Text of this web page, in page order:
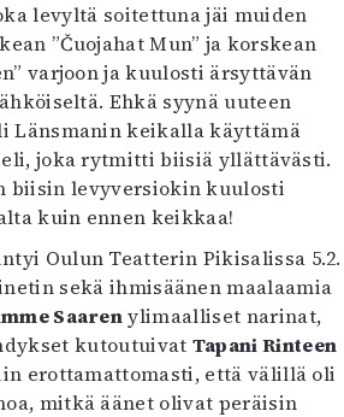
levyltä soitettuna jäi muiden
”Čuojahat Mun” ja korskean
varjoon ja kuulosti ärsyttävän
Ehkä syynä uuteen
Länsmanin keikalla käyttämä
joka rytmitti biisiä yllättävästi.
biisin levyversiokin kuulosti
kuin ennen keikkaa!
Oulun Teatterin Pikisalissa 5.2.
sekä ihmisäänen maalaamia
Saarenylimaalliset narinat,
kutoutuivat Tapani Rinteen
erottamattomasti, että välillä oli
mitkä äänet olivat peräisin